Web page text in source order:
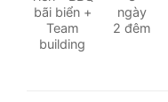
bãi biển +
Team
building
ngày
2 đêm